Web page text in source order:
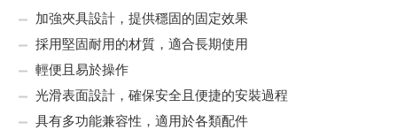
加強夾具設計，提供穩固的固定效果
採用堅固耐用的材質，適合長期使用
輕便且易於操作
光滑表面設計，確保安全且便捷的安裝過程
具有多功能兼容性，適用於各類配件